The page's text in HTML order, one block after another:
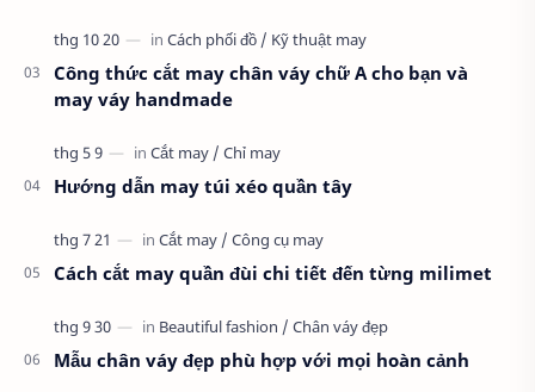
Công thức cắt may chân váy chữ A cho bạn và
may váy handmade
Hướng dẫn may túi xéo quần tây
Cách cắt may quần đùi chi tiết đến từng milimet
Mẫu chân váy đẹp phù hợp với mọi hoàn cảnh